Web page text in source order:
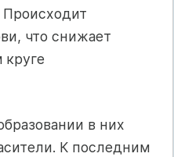
Происходит
что снижает
в них
К последним